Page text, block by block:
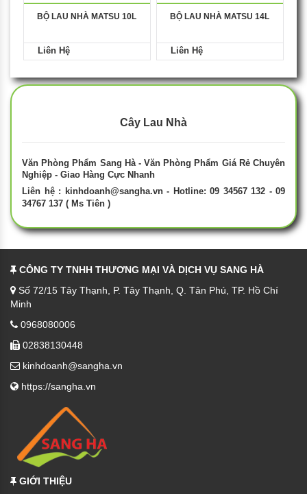
BỘ LAU NHÀ MATSU 10L
Liên Hệ
BỘ LAU NHÀ MATSU 14L
Liên Hệ
Cây Lau Nhà
Văn Phòng Phẩm Sang Hà - Văn Phòng Phẩm Giá Rẻ Chuyên
Nghiệp - Giao Hàng Cực Nhanh
Liên hệ : kinhdoanh@sangha.vn- Hotline: 09 34567 132 - 09
34767 137 ( Ms Tiên )
CÔNG TY TNHH THƯƠNG MẠI VÀ DỊCH VỤ SANG HÀ
Số 72/15 Tây Thạnh, P. Tây Thạnh, Q. Tân Phú, TP. Hồ Chí
Minh
0968080006
02838130448
kinhdoanh@sangha.vn
https://sangha.vn
GIỚI THIỆU